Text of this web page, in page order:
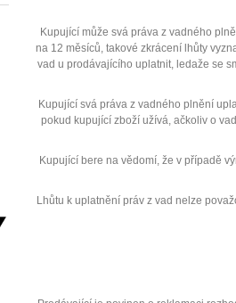
Kupující může svá práva z vadného
na 12 měsíců, takové zkrácení lhůty
vad u prodávajícího uplatnit, ledaže se
Kupující svá práva z vadného plnění
pokud kupující zboží užívá, ačkoliv o
Kupující bere na vědomí, že v případě
Lhůtu k uplatnění práv z vad nelze